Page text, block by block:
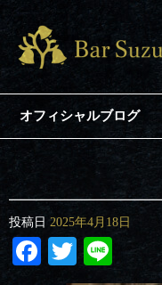
オフィシャルブログ
投稿日 2025年4月18日
Facebook
Twitter
Line